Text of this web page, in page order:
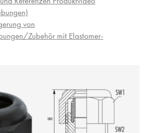
von
Zubehör mit Elastomer-